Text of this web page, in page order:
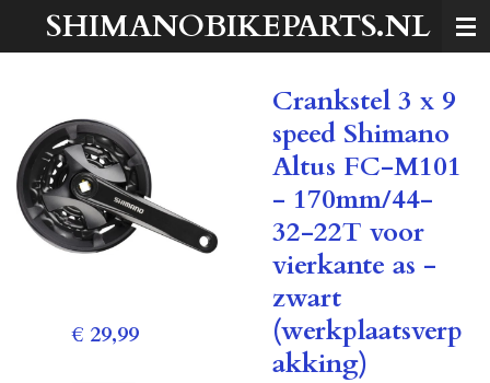
hoofdinhoud
SHIMANOBIKEPARTS.NL
Crankstel 3 x 9
speed Shimano
Altus FC-M101
- 170mm/44-
32-22T voor
vierkante as -
zwart
(werkplaatsverp
akking)
€ 29,99